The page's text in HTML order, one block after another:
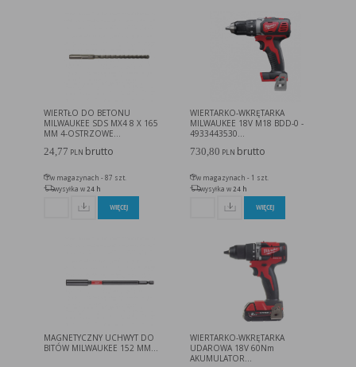
WIERTŁO DO BETONU
MILWAUKEE SDS MX4 8 X 165
MM 4-OSTRZOWE...
24,77 PLN brutto
w magazynach - 87 szt.
wysyłka w 24 h
WIĘCEJ
WIERTARKO-WKRĘTARKA
MILWAUKEE 18V M18 BDD-0 -
4933443530...
730,80 PLN brutto
w magazynach - 1 szt.
wysyłka w 24 h
WIĘCEJ
MAGNETYCZNY UCHWYT DO
BITÓW MILWAUKEE 152 MM...
WIERTARKO-WKRĘTARKA
UDAROWA 18V 60Nm
AKUMULATOR...